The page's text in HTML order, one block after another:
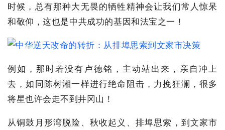
时候，总有那种大无畏的牺牲精神会让我们常人惊呆
和敬仰，这也是中共成功的基因和法宝之一！
例如，那时若没有卢德铭，主动站出来，亲自冲上
去，如同陈树湘一样进行绝命阻击，力挽狂澜，很多
将星也许会走不到井冈山！
从铜鼓月形湾脱险、秋收起义、排埠思索，到文家市